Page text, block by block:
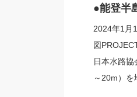
●能登半
2024年1月
図
日本水路
～20m）を